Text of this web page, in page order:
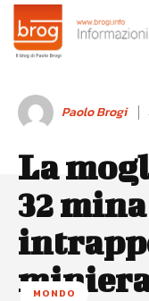
Paolo Brogi
La
32
MONDO